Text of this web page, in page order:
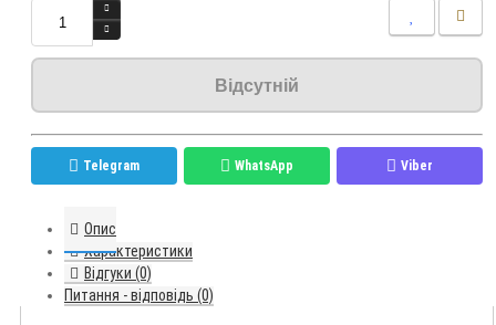
Відсутній
Telegram WhatsApp Viber
Опис
Характеристики
Відгуки (0)
Питання - відповідь (0)